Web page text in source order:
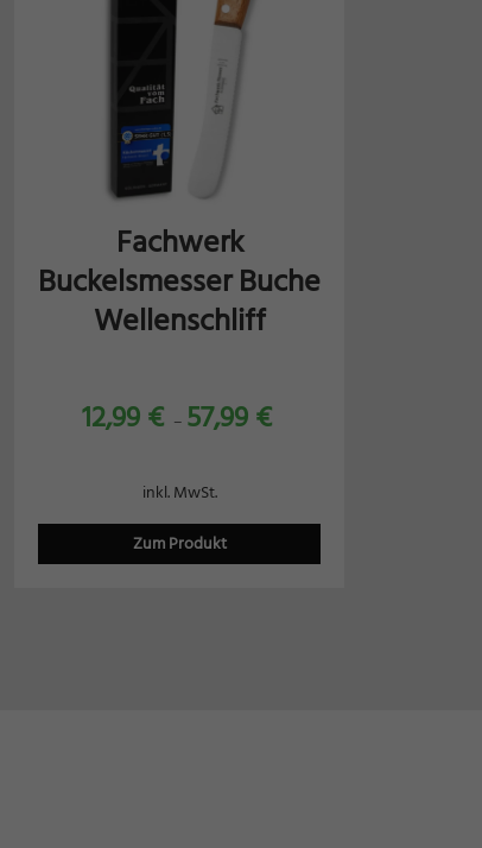
Fachwerk
Buckelsmesser Buche
Wellenschliff
12,99 € – 57,99 €
Zum Produkt
inkl. MwSt.